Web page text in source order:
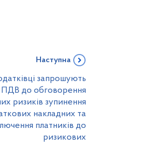
Наступна
запрошують
ПДВ до обговорення
ризиків зупинення
накладних та
платників до
ризикових